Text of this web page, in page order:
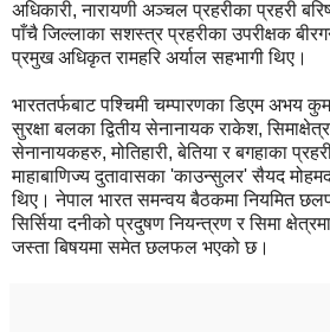
अधिकारी, नारायणी अञ्चल प्रहरीका प्रहरी
पाँचै जिल्लाका सशस्त्र प्रहरीका उपरीक्षक
प्रमुख अधिकृत रामहरि अर्याल सहभागी थिए।
भारततर्फबाट पश्चिमी चम्पारणका डिएम अभय
सुरक्षा बलका द्वितीय सेनानायक राकेश,
सेनानायकहरु, मोतिहारी, बेतिया र बगहाका
माहाबाणिज्य दुतावासका 'काउन्सुलर' सैयद
थिए। नेपाल भारत समन्वय बैठकमा नियमित
सिर्सिया दनीको प्रदुषण नियन्त्रण र सिमा
जस्ता बिषयमा समेत छलफल भएको छ।